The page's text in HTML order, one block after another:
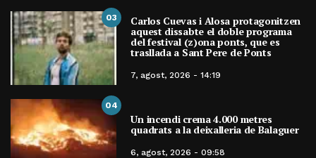
03 Carlos Cuevas i Alosa protagonitzen
aquest dissabte el doble programa
del festival (z)ona ponts, que es
trasllada a Sant Pere de Ponts
7, agost, 2026 - 14:19
04
Un incendi crema 4.000 metres
quadrats a la deixalleria de Balaguer
6, agost, 2026 - 09:58